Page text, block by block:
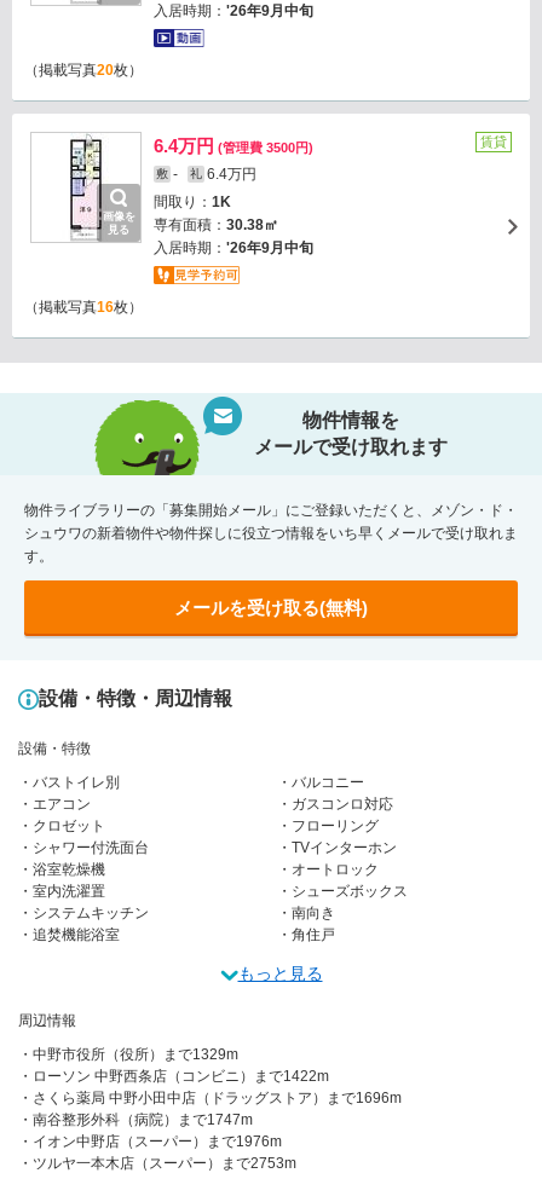
入居時期： '26年9月中旬
（掲載写真20枚）
画像を
見る
6.4万円 (管理費 3500円)
敷 - 礼 6.4万円
間取り： 1K
専有面積： 30.38㎡
入居時期： '26年9月中旬
賃貸
（掲載写真16枚）
物件情報を
メールで受け取れます
物件ライブラリーの「募集開始メール」にご登録いただくと、メゾン・ド・
シュウワの新着物件や物件探しに役立つ情報をいち早くメールで受け取れま
す。
メールを受け取る(無料)
設備・特徴・周辺情報
設備・特徴
バストイレ別
バルコニー
エアコン
ガスコンロ対応
クロゼット
フローリング
シャワー付洗面台
TVインターホン
浴室乾燥機
オートロック
室内洗濯置
シューズボックス
システムキッチン
南向き
追焚機能浴室
角住戸
もっと見る
周辺情報
中野市役所（役所）まで1329m
ローソン 中野西条店（コンビニ）まで1422m
さくら薬局 中野小田中店（ドラッグストア）まで1696m
南谷整形外科（病院）まで1747m
イオン中野店（スーパー）まで1976m
ツルヤ一本木店（スーパー）まで2753m